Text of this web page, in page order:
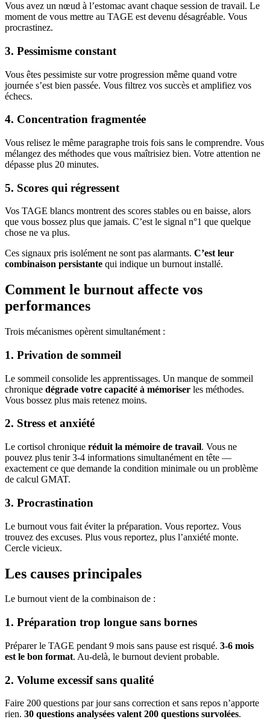
Vous avez un nœud à l’estomac avant chaque session de travail. Le
moment de vous mettre au TAGE est devenu désagréable. Vous
procrastinez.
3. Pessimisme constant
Vous êtes pessimiste sur votre progression même quand votre
journée s’est bien passée. Vous filtrez vos succès et amplifiez vos
échecs.
4. Concentration fragmentée
Vous relisez le même paragraphe trois fois sans le comprendre. Vous
mélangez des méthodes que vous maîtrisiez bien. Votre attention ne
dépasse plus 20 minutes.
5. Scores qui régressent
Vos TAGE blancs montrent des scores stables ou en baisse, alors
que vous bossez plus que jamais. C’est le signal n°1 que quelque
chose ne va plus.
Ces signaux pris isolément ne sont pas alarmants. C’est leur
combinaison persistante qui indique un burnout installé.
Comment le burnout affecte vos
performances
Trois mécanismes opèrent simultanément :
1. Privation de sommeil
Le sommeil consolide les apprentissages. Un manque de sommeil
chronique dégrade votre capacité à mémoriser les méthodes.
Vous bossez plus mais retenez moins.
2. Stress et anxiété
Le cortisol chronique réduit la mémoire de travail. Vous ne
pouvez plus tenir 3-4 informations simultanément en tête —
exactement ce que demande la condition minimale ou un problème
de calcul GMAT.
3. Procrastination
Le burnout vous fait éviter la préparation. Vous reportez. Vous
trouvez des excuses. Plus vous reportez, plus l’anxiété monte.
Cercle vicieux.
Les causes principales
Le burnout vient de la combinaison de :
1. Préparation trop longue sans bornes
Préparer le TAGE pendant 9 mois sans pause est risqué. 3-6 mois
est le bon format. Au-delà, le burnout devient probable.
2. Volume excessif sans qualité
Faire 200 questions par jour sans correction et sans repos n’apporte
rien. 30 questions analysées valent 200 questions survolées.